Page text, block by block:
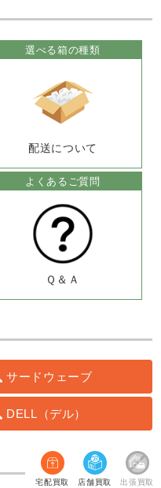
選べる箱の種類
配送について
よくあるご質問
Ｑ＆Ａ
サードウェーブ
DELL（デル）
宅配買取 店舗買取 出張買取